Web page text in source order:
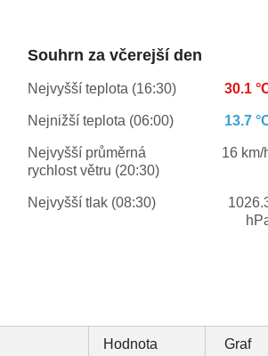
Souhrn za včerejší den
Nejvyšší teplota (16:30) 30.1
Nejnižší teplota (06:00) 13.7
Nejvyšší průměrná
rychlost větru (20:30)
16 km/
Nejvyšší tlak (08:30)
Hodnota Graf